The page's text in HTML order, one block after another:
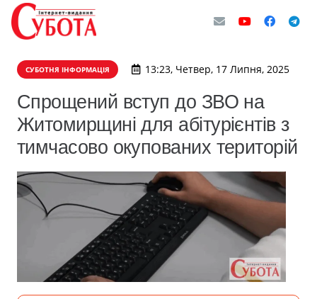
СУБОТНЯ ІНФОРМАЦІЯ 13:23, Четвер, 17 Липня, 2025
Спрощений вступ до ЗВО на
Житомирщині для абітурієнтів з
тимчасово окупованих територій